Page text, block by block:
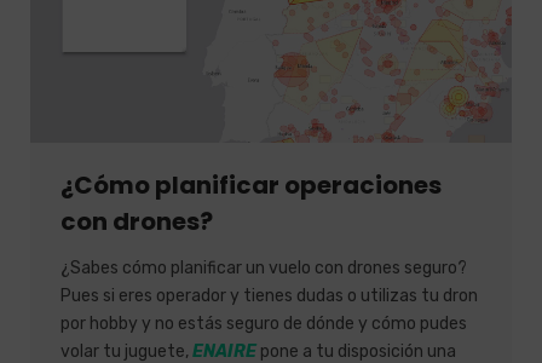
¿Cómo planificar operaciones
con drones?
¿Sabes cómo planificar un vuelo con drones seguro?
Pues si eres operador y tienes dudas o utilizas tu dron
por hobby y no estás seguro de dónde y cómo pudes
volar tu juguete,ENAIRE pone a tu disposición una